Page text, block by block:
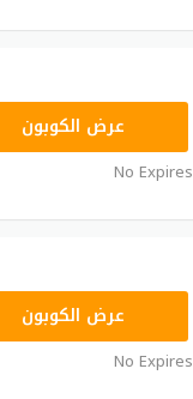
AB473عرض الكوبون
No Expires
AB473عرض الكوبون
No Expires